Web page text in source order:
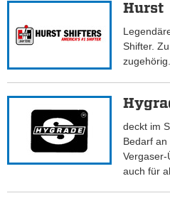
Hurst
Shifter.
zugehörig.
deckt im
Bedarf an
auch für